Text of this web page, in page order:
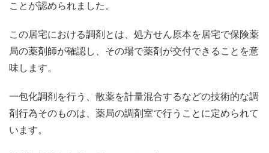
ことが認められました。
この居宅における調剤とは、処方せん原本を居宅で保険薬
局の薬剤師が確認し、その場で薬剤が交付できることを意
味します。
一包化調剤を行う、散薬を計量混合するなどの技術的な調
剤行為そのものは、薬局の調剤室で行うことに定められて
います。